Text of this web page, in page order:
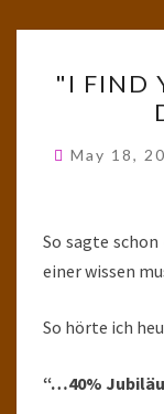
"I FIND
May 18,
So sagte
einer wissen
So hörte ich
“…40%